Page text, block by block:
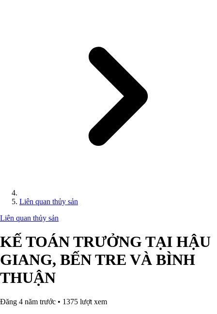
Liên quan thủy sản
Liên quan thủy sản
KẾ TOÁN TRƯỞNG TẠI HẬU
GIANG, BẾN TRE VÀ BÌNH
THUẬN
Đăng 4 năm trước • 1375 lượt xem